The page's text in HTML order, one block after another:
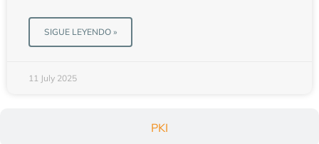
PKI
SIGUE LEYENDO »
11 July 2025